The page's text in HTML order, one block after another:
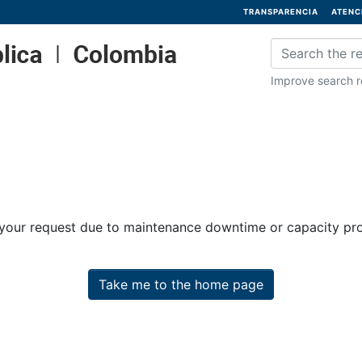
TRANSPARENCIA
Improve search
request due to maintenance downtime or capacity
Take me to the home page